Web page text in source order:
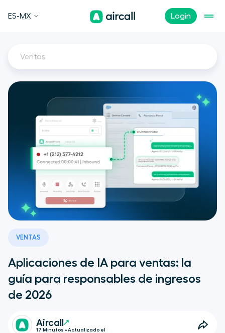
Login
ES-MX
Ventas
VENTAS
Aplicaciones de IA para ventas: la
guía para responsables de ingresos
de 2026
Aircall
17 Minutos • Actualizado el